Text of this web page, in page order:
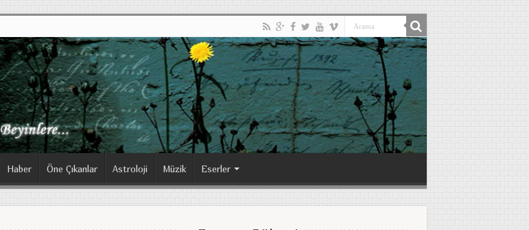
Haber Öne Çıkanlar Astroloji Müzik Eserler